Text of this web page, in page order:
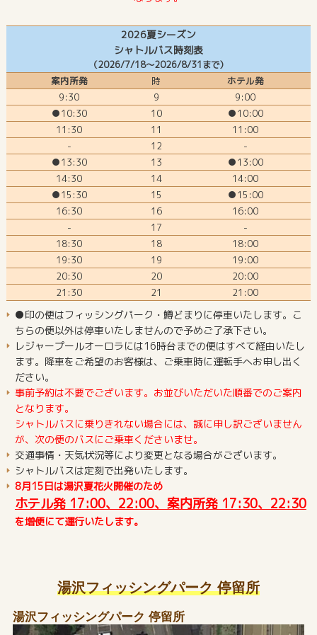
2026夏シーズン
シャトルバス時刻表
（2026/7/18～2026/8/31まで）
案内所発 時
ホテル発
9:30
9
9:00
●10:30
10
●10:00
11:30
11
11:00
-
12
-
●13:30
13
●13:00
14:30
14
14:00
●15:30
15
●15:00
16:30
16
16:00
-
17
-
18:30
18
18:00
19:30
19
19:00
20:30
20
20:00
21:30
21 21:00
●印の便はフィッシングパーク・鱒どまりに停車いたします。こ
ちらの便以外は停車いたしませんので予めご了承下さい。
レジャープールオーロラには16時台までの便はすべて経由いたし
ます。降車をご希望のお客様は、ご乗車時に運転手へお申し出く
ださい。
事前予約は不要でございます。お並びいただいた順番でのご案内
となります。
シャトルバスに乗りきれない場合には、誠に申し訳ございません
が、次の便のバスにご乗車くださいませ。
交通事情・天気状況等により変更となる場合がございます。
シャトルバスは定刻で出発いたします。
8月15日は湯沢夏花火開催のため
ホテル発 17:00、22:00、案内所発 17:30、22:30
を増便にて運行いたします。
湯沢フィッシングパーク 停留所
湯沢フィッシングパーク 停留所